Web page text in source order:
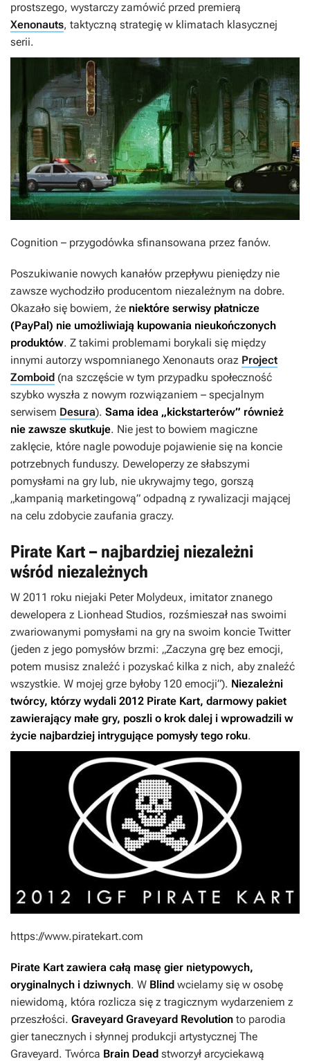
prostszego, wystarczy zamówić przed premierą
Xenonauts, taktyczną strategię w klimatach klasycznej
serii.
Cognition – przygodówka sfinansowana przez fanów.
Poszukiwanie nowych kanałów przepływu pieniędzy nie
zawsze wychodziło producentom niezależnym na dobre.
Okazało się bowiem, że niektóre serwisy płatnicze
(PayPal) nie umożliwiają kupowania nieukończonych
produktów. Z takimi problemami borykali się między
innymi autorzy wspomnianego Xenonauts oraz Project
Zomboid (na szczęście w tym przypadku społeczność
szybko wyszła z nowym rozwiązaniem – specjalnym
serwisem Desura). Sama idea „kickstarterów” również
nie zawsze skutkuje. Nie jest to bowiem magiczne
zaklęcie, które nagle powoduje pojawienie się na koncie
potrzebnych funduszy. Deweloperzy ze słabszymi
pomysłami na gry lub, nie ukrywajmy tego, gorszą
„kampanią marketingową” odpadną z rywalizacji mającej
na celu zdobycie zaufania graczy.
Pirate Kart – najbardziej niezależni
wśród niezależnych
W 2011 roku niejaki Peter Molydeux, imitator znanego
dewelopera z Lionhead Studios, rozśmieszał nas swoimi
zwariowanymi pomysłami na gry na swoim koncie Twitter
(jeden z jego pomysłów brzmi: „Zaczyna grę bez emocji,
potem musisz znaleźć i pozyskać kilka z nich, aby znaleźć
wszystkie. W mojej grze byłoby 120 emocji”). Niezależni
twórcy, którzy wydali 2012 Pirate Kart, darmowy pakiet
zawierający małe gry, poszli o krok dalej i wprowadzili w
życie najbardziej intrygujące pomysły tego roku.
https://www.piratekart.com
Pirate Kart zawiera całą masę gier nietypowych,
oryginalnych i dziwnych. W Blind wcielamy się w osobę
niewidomą, która rozlicza się z tragicznym wydarzeniem z
przeszłości. Graveyard Graveyard Revolution to parodia
gier tanecznych i słynnej produkcji artystycznej The
Graveyard. Twórca Brain Dead stworzył arcyciekawą